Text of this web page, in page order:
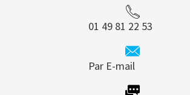
01 49 81 22 53
Par E-mail